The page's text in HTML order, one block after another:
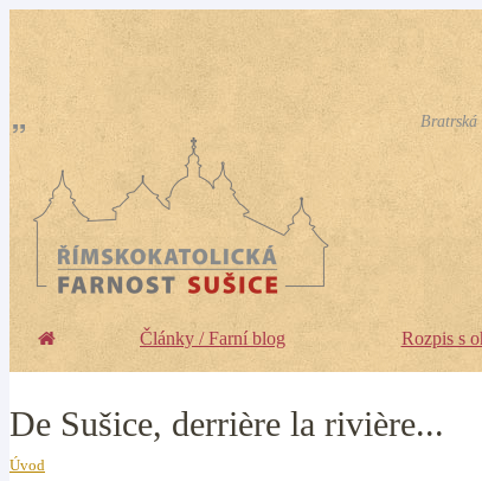
Články / Farní blog Rozpis s
De Sušice, derrière la rivière...
Úvod